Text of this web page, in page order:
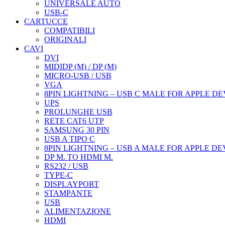
UNIVERSALE AUTO
USB-C
CARTUCCE
COMPATIBILI
ORIGINALI
CAVI
DVI
MIDIDP (M) / DP (M)
MICRO-USB / USB
VGA
8PIN LIGHTNING – USB C MALE FOR APPLE
UPS
PROLUNGHE USB
RETE CAT6 UTP
SAMSUNG 30 PIN
USB A TIPO C
8PIN LIGHTNING – USB A MALE FOR APPLE
DP M. TO HDMI M.
RS232 / USB
TYPE-C
DISPLAYPORT
STAMPANTE
USB
ALIMENTAZIONE
HDMI